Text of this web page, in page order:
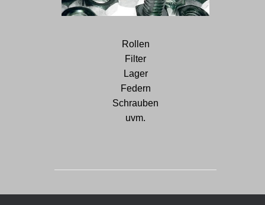
Rollen
Filter
Lager
Federn
Schrauben
uvm.